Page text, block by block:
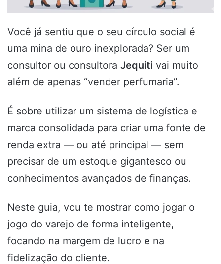
Você já sentiu que o seu círculo social é
uma mina de ouro inexplorada? Ser um
consultor ou consultora Jequiti vai muito
além de apenas “vender perfumaria”.
É sobre utilizar um sistema de logística e
marca consolidada para criar uma fonte de
renda extra — ou até principal — sem
precisar de um estoque gigantesco ou
conhecimentos avançados de finanças.
Neste guia, vou te mostrar como jogar o
jogo do varejo de forma inteligente,
focando na margem de lucro e na
fidelização do cliente.